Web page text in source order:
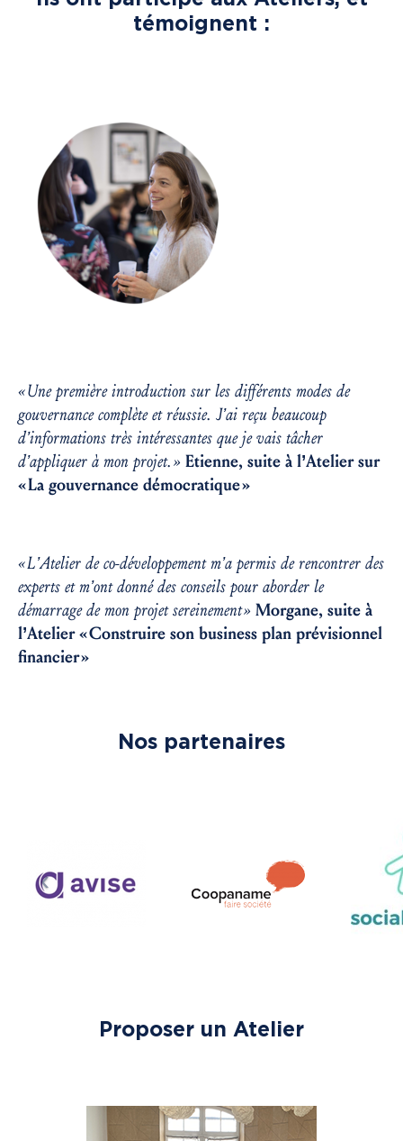
témoignent :
« Une première introduction sur les différents modes de
gouvernance complète et réussie. J’ai reçu beaucoup
d’informations très intéressantes que je vais tâcher
d’appliquer à mon projet. » Etienne, suite à l’Atelier sur
« La gouvernance démocratique »
« L’Atelier de co-développement m’a permis de rencontrer des
experts et m’ont donné des conseils pour aborder le
démarrage de mon projet sereinement » Morgane, suite à
l’Atelier « Construire son business plan prévisionnel
financier »
Nos partenaires
Proposer un Atelier